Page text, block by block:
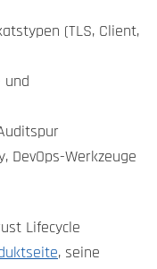
(TLS, Client,
DevOps-Werkzeuge
Lifecycle
, seine